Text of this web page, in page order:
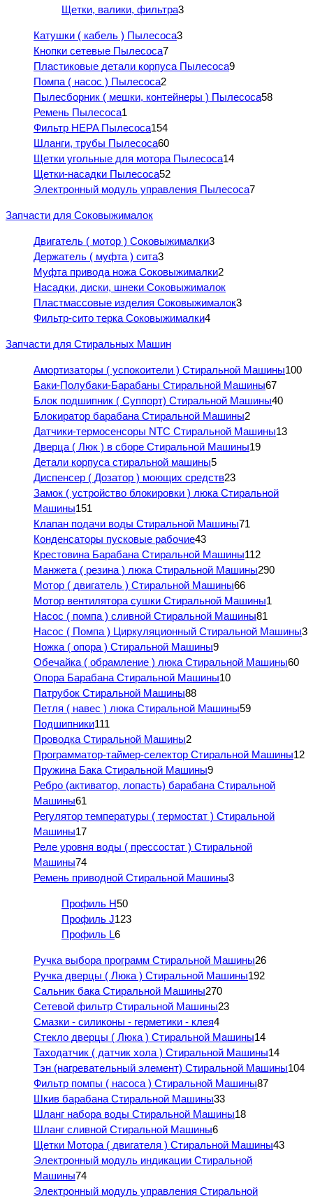
Щетки, валики, фильтра3
Катушки ( кабель ) Пылесоса3
Кнопки сетевые Пылесоса7
Пластиковые детали корпуса Пылесоса9
Помпа ( насос ) Пылесоса2
Пылесборник ( мешки, контейнеры ) Пылесоса58
Ремень Пылесоса1
Фильтр HEPA Пылесоса154
Шланги, трубы Пылесоса60
Щетки угольные для мотора Пылесоса14
Щетки-насадки Пылесоса52
Электронный модуль управления Пылесоса7
Запчасти для Соковыжималок
Двигатель ( мотор ) Соковыжималки3
Держатель ( муфта ) сита3
Муфта привода ножа Соковыжималки2
Насадки, диски, шнеки Соковыжималок
Пластмассовые изделия Соковыжималок3
Фильтр-сито терка Соковыжималки4
Запчасти для Стиральных Машин
Амортизаторы ( успокоители ) Стиральной Машины100
Баки-Полубаки-Барабаны Стиральной Машины67
Блок подшипник ( Суппорт) Стиральной Машины40
Блокиратор барабана Стиральной Машины2
Датчики-термосенсоры NTC Стиральной Машины13
Дверца ( Люк ) в сборе Стиральной Машины19
Детали корпуса стиральной машины5
Диспенсер ( Дозатор ) моющих средств23
Замок ( устройство блокировки ) люка Стиральной
Машины151
Клапан подачи воды Стиральной Машины71
Конденсаторы пусковые рабочие43
Крестовина Барабана Стиральной Машины112
Манжета ( резина ) люка Стиральной Машины290
Мотор ( двигатель ) Стиральной Машины66
Мотор вентилятора сушки Стиральной Машины1
Насос ( помпа ) сливной Стиральной Машины81
Насос ( Помпа ) Циркуляционный Стиральной Машины3
Ножка ( опора ) Стиральной Машины9
Обечайка ( обрамление ) люка Стиральной Машины60
Опора Барабана Стиральной Машины10
Патрубок Стиральной Машины88
Петля ( навес ) люка Стиральной Машины59
Подшипники111
Проводка Стиральной Машины2
Программатор-таймер-селектор Стиральной Машины12
Пружина Бака Стиральной Машины9
Ребро (активатор, лопасть) барабана Стиральной
Машины61
Регулятор температуры ( термостат ) Стиральной
Машины17
Реле уровня воды ( прессостат ) Стиральной
Машины74
Ремень приводной Стиральной Машины3
Профиль H50
Профиль J123
Профиль L6
Ручка выбора программ Стиральной Машины26
Ручка дверцы ( Люка ) Стиральной Машины192
Сальник бака Стиральной Машины270
Сетевой фильтр Стиральной Машины23
Смазки - силиконы - герметики - клея4
Стекло дверцы ( Люка ) Стиральной Машины14
Таходатчик ( датчик хола ) Стиральной Машины14
Тэн (нагревательный элемент) Стиральной Машины104
Фильтр помпы ( насоса ) Стиральной Машины87
Шкив барабана Стиральной Машины33
Шланг набора воды Стиральной Машины18
Шланг сливной Стиральной Машины6
Щетки Мотора ( двигателя ) Стиральной Машины43
Электронный модуль индикации Стиральной
Машины74
Электронный модуль управления Стиральной